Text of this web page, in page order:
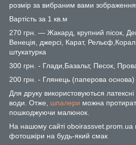
розмір за вибраним вами
Вартість за 1 кв.м
270 грн. — Жакард, крупний пісок,
Венеція, джерсі, Карат,
штукатурка
300 грн. - Глади,Базальт, Песок,
200 грн. - Глянець (паперова основа)
Для друку використовуються
води. Отже, шпалери можна
пошкоджуючи малюнок.
На нашому сайті oboirassvet.prom.ua
фотошкіри на будь-який смак